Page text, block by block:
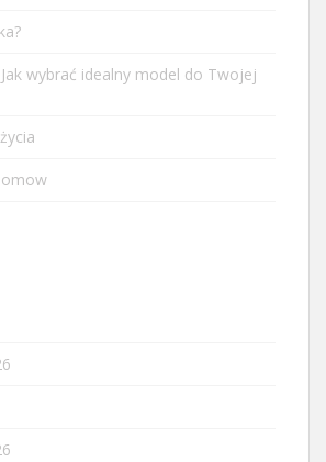
wybrać idealny model do Twojej